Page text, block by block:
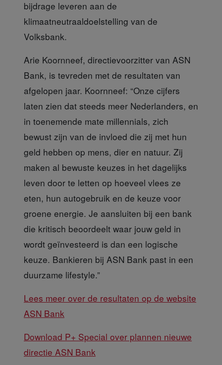
bijdrage leveren aan de
klimaatneutraaldoelstelling van de
Volksbank.
Arie Koornneef, directievoorzitter van ASN
Bank, is tevreden met de resultaten van
afgelopen jaar. Koornneef: “Onze cijfers
laten zien dat steeds meer Nederlanders, en
in toenemende mate millennials, zich
bewust zijn van de invloed die zij met hun
geld hebben op mens, dier en natuur. Zij
maken al bewuste keuzes in het dagelijks
leven door te letten op hoeveel vlees ze
eten, hun autogebruik en de keuze voor
groene energie. Je aansluiten bij een bank
die kritisch beoordeelt waar jouw geld in
wordt geïnvesteerd is dan een logische
keuze. Bankieren bij ASN Bank past in een
duurzame lifestyle.”
Lees meer over de resultaten op de website
ASN Bank
Download P+ Special over plannen nieuwe
directie ASN Bank